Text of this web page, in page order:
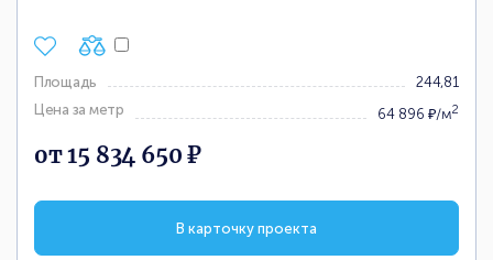
Площадь
244,81
Цена за метр
64 896 ₽/м2
от 15 834 650 ₽
В карточку проекта